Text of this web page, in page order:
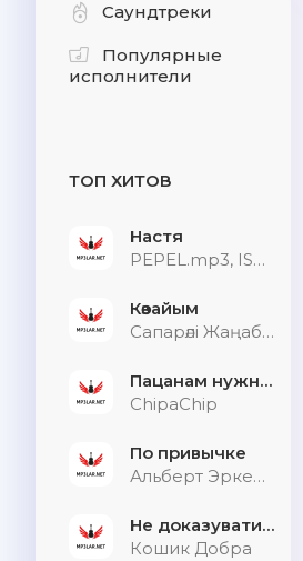
Саундтреки
Популярные
исполнители
ТОП ХИТОВ
Настя
PEPEL.mp3, ISVNBITOV, Alfredovich
Көзайым
Сапарәлі Жаңабек
Пацанам нужна дыхалка
ChipaChip
По привычке
Альберт Эркенов
Не доказувати тим, хто не слухає
Кошик Добра